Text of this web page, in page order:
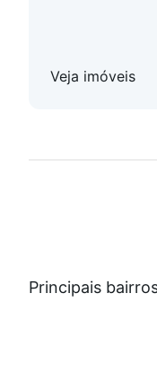
Veja imóveis
Principais